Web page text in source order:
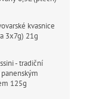
kvasnice
3x7g) 21g
- tradiční
125g